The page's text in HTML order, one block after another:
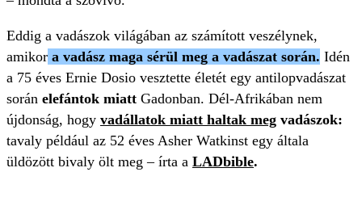
Eddig a vadászok világában az számított veszélynek,
amikor a vadász maga sérül meg a vadászat során. Idén
a 75 éves Ernie Dosio vesztette életét egy antilopvadászat
során elefántok miatt Gadonban. Dél-Afrikában nem
újdonság, hogy vadállatok miatt haltak meg vadászok:
tavaly például az 52 éves Asher Watkinst egy általa
üldözött bivaly ölt meg – írta a LADbible.